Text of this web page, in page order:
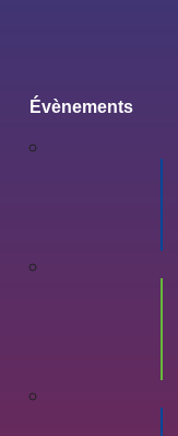
Évènements